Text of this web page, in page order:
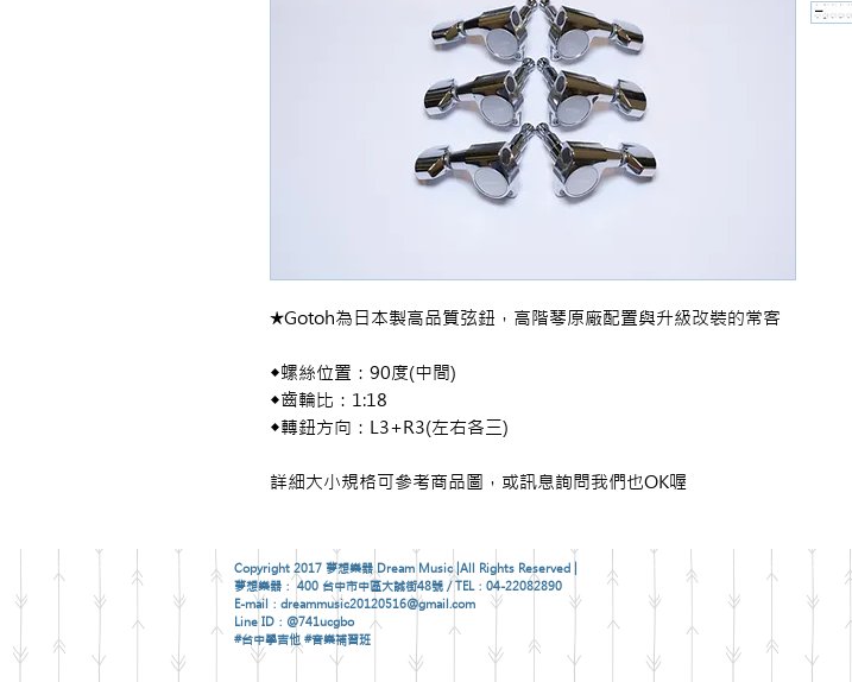
★Gotoh為日本製高品質弦鈕，高階琴原廠配置與升級改裝的常客
◆螺絲位置：90度(中間)
◆齒輪比：1:18
◆轉鈕方向：L3+R3(左右各三)
詳細大小規格可參考商品圖，或訊息詢問我們也OK喔
Copyright 2017 夢想樂器 Dream Music |All Rights Reserved |
夢想樂器： 400 台中市中區大誠街48號 / TEL：04-22082890
E-mail：dreammusic20120516@gmail.com
Line ID：@741ucgbo
#台中學吉他 #音樂補習班